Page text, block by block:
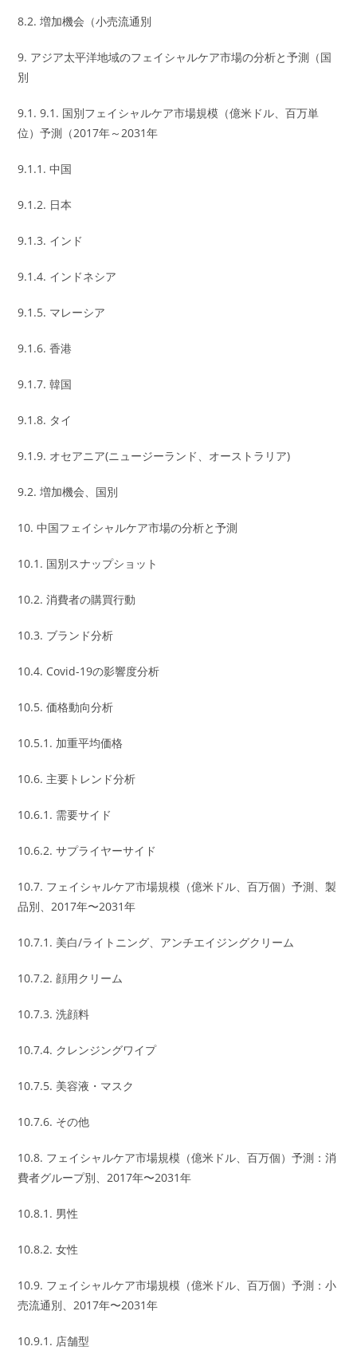
8.2. 増加機会（小売流通別
9. アジア太平洋地域のフェイシャルケア市場の分析と予測（国
別
9.1. 9.1. 国別フェイシャルケア市場規模（億米ドル、百万単
位）予測（2017年～2031年
9.1.1. 中国
9.1.2. 日本
9.1.3. インド
9.1.4. インドネシア
9.1.5. マレーシア
9.1.6. 香港
9.1.7. 韓国
9.1.8. タイ
9.1.9. オセアニア(ニュージーランド、オーストラリア)
9.2. 増加機会、国別
10. 中国フェイシャルケア市場の分析と予測
10.1. 国別スナップショット
10.2. 消費者の購買行動
10.3. ブランド分析
10.4. Covid-19の影響度分析
10.5. 価格動向分析
10.5.1. 加重平均価格
10.6. 主要トレンド分析
10.6.1. 需要サイド
10.6.2. サプライヤーサイド
10.7. フェイシャルケア市場規模（億米ドル、百万個）予測、製
品別、2017年〜2031年
10.7.1. 美白/ライトニング、アンチエイジングクリーム
10.7.2. 顔用クリーム
10.7.3. 洗顔料
10.7.4. クレンジングワイプ
10.7.5. 美容液・マスク
10.7.6. その他
10.8. フェイシャルケア市場規模（億米ドル、百万個）予測：消
費者グループ別、2017年〜2031年
10.8.1. 男性
10.8.2. 女性
10.9. フェイシャルケア市場規模（億米ドル、百万個）予測：小
売流通別、2017年〜2031年
10.9.1. 店舗型